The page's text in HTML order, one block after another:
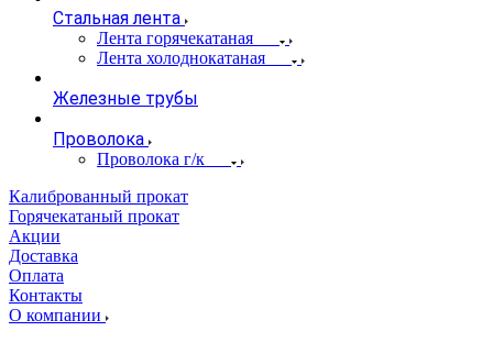
Стальная лента
Лента горячекатаная
Лента холоднокатаная
Железные трубы
Проволока
Проволока г/к
Калиброванный прокат
Горячекатаный прокат
Акции
Доставка
Оплата
Контакты
О компании